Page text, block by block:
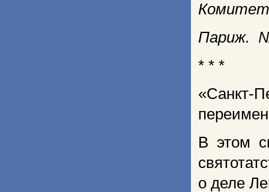
Париж. №
* * *
«Санкт-
В этом
о деле